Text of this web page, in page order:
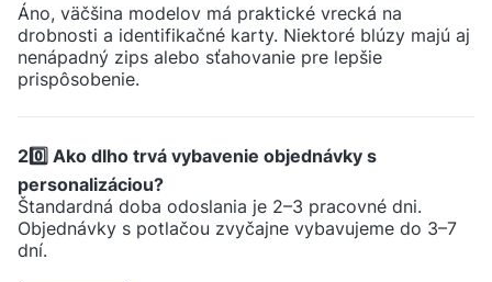
Áno, väčšina modelov má praktické vrecká na
drobnosti a identifikačné karty. Niektoré blúzy majú aj
nenápadný zips alebo sťahovanie pre lepšie
prispôsobenie.
20️⃣ Ako dlho trvá vybavenie objednávky s
personalizáciou?
Štandardná doba odoslania je 2–3 pracovné dni.
Objednávky s potlačou zvyčajne vybavujeme do 3–7
dní.